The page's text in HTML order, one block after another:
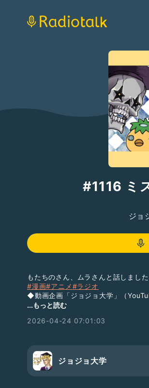
#1116 ミ
ジョ
もたちのさん、ムラさんと話しました
#漫画#アニメ#ラジオ
◆動画企画「ジョジョ大学」（
https://www.youtube.com/
https://www.youtube.com/
◆ラジオ「ジョジョ大学」（Spotify）
https://open.spotify.com/show/
不定期で短めのラジオを配信中！
...もっと読む
2026-04-24 07:01:03
ジョジョ大学